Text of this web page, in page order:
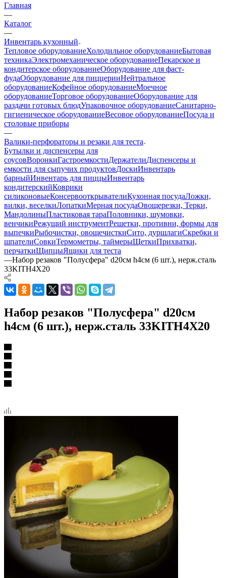
Главная
—
Каталог
—
Инвентарь кухонный
Тепловое оборудованиеХолодильное оборудованиеБытовая
техникаЭлектромеханическое оборудованиеПекарское и
кондитерское оборудованиеОборудование для фаст-
фудаОборудование для пиццерииНейтральное
оборудованиеКофейное оборудованиеМоечное
оборудованиеТорговое оборудованиеОборудование для
раздачи готовых блюдУпаковочное оборудованиеСанитарно-
гигиеническое оборудованиеВесовое оборудованиеПосуда и
столовые приборы
—
Валики-перфораторы и резаки для теста
Бутылки и диспенсеры для
соусовВоронкиГастроемкостиДержателиДиспенсеры и
емкости для сыпучих продуктовДоскиИнвентарь
барныйИнвентарь для пиццыИнвентарь
кондитерскийКоврики
силиконовыеКонсервооткрывателиКухонная посудаЛожки,
вилки, веселкиЛопаткиМерная посудаОвощерезки, Терки,
МандолиныПластиковая тараПоловники, шумовки,
венчикиРежущий инструментРешетки, противни, формы для
выпечкиРыбочистки, овощечисткиСито, дуршлагиСкребки и
шпателиСовкиТермометры, таймерыЩеткиПрихватки,
перчаткиЩипцыЯщики для теста
—Набор резаков "Полусфера" d20см h4см (6 шт.), нерж.сталь
33KITH4X20
Набор резаков "Полусфера" d20см
h4см (6 шт.), нерж.сталь 33KITH4X20